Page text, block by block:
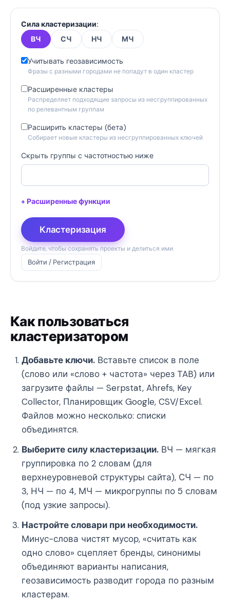
Сила кластеризации:
ВЧ
СЧ НЧ МЧ
Учитывать геозависимость
Фразы с разными городами не попадут в один кластер
Расширенные кластеры
Распределяет подходящие запросы из несгруппированных
по релевантным группам
Расширить кластеры (бета)
Собирает новые кластеры из несгруппированных ключей
Скрыть группы с частотностью ниже
+ Расширенные функции
Кластеризация
Войдите, чтобы сохранять проекты и делиться ими.
Войти / Регистрация
Как пользоваться
кластеризатором
Добавьте ключи. Вставьте список в поле
(слово или «слово + частота» через TAB) или
загрузите файлы — Serpstat, Ahrefs, Key
Collector, Планировщик Google, CSV/Excel.
Файлов можно несколько: списки
объединятся.
Выберите силу кластеризации. ВЧ — мягкая
группировка по 2 словам (для
верхнеуровневой структуры сайта), СЧ — по
3, НЧ — по 4, МЧ — микрогруппы по 5 словам
(под узкие запросы).
Настройте словари при необходимости.
Минус-слова чистят мусор, «считать как
одно слово» сцепляет бренды, синонимы
объединяют варианты написания,
геозависимость разводит города по разным
кластерам.